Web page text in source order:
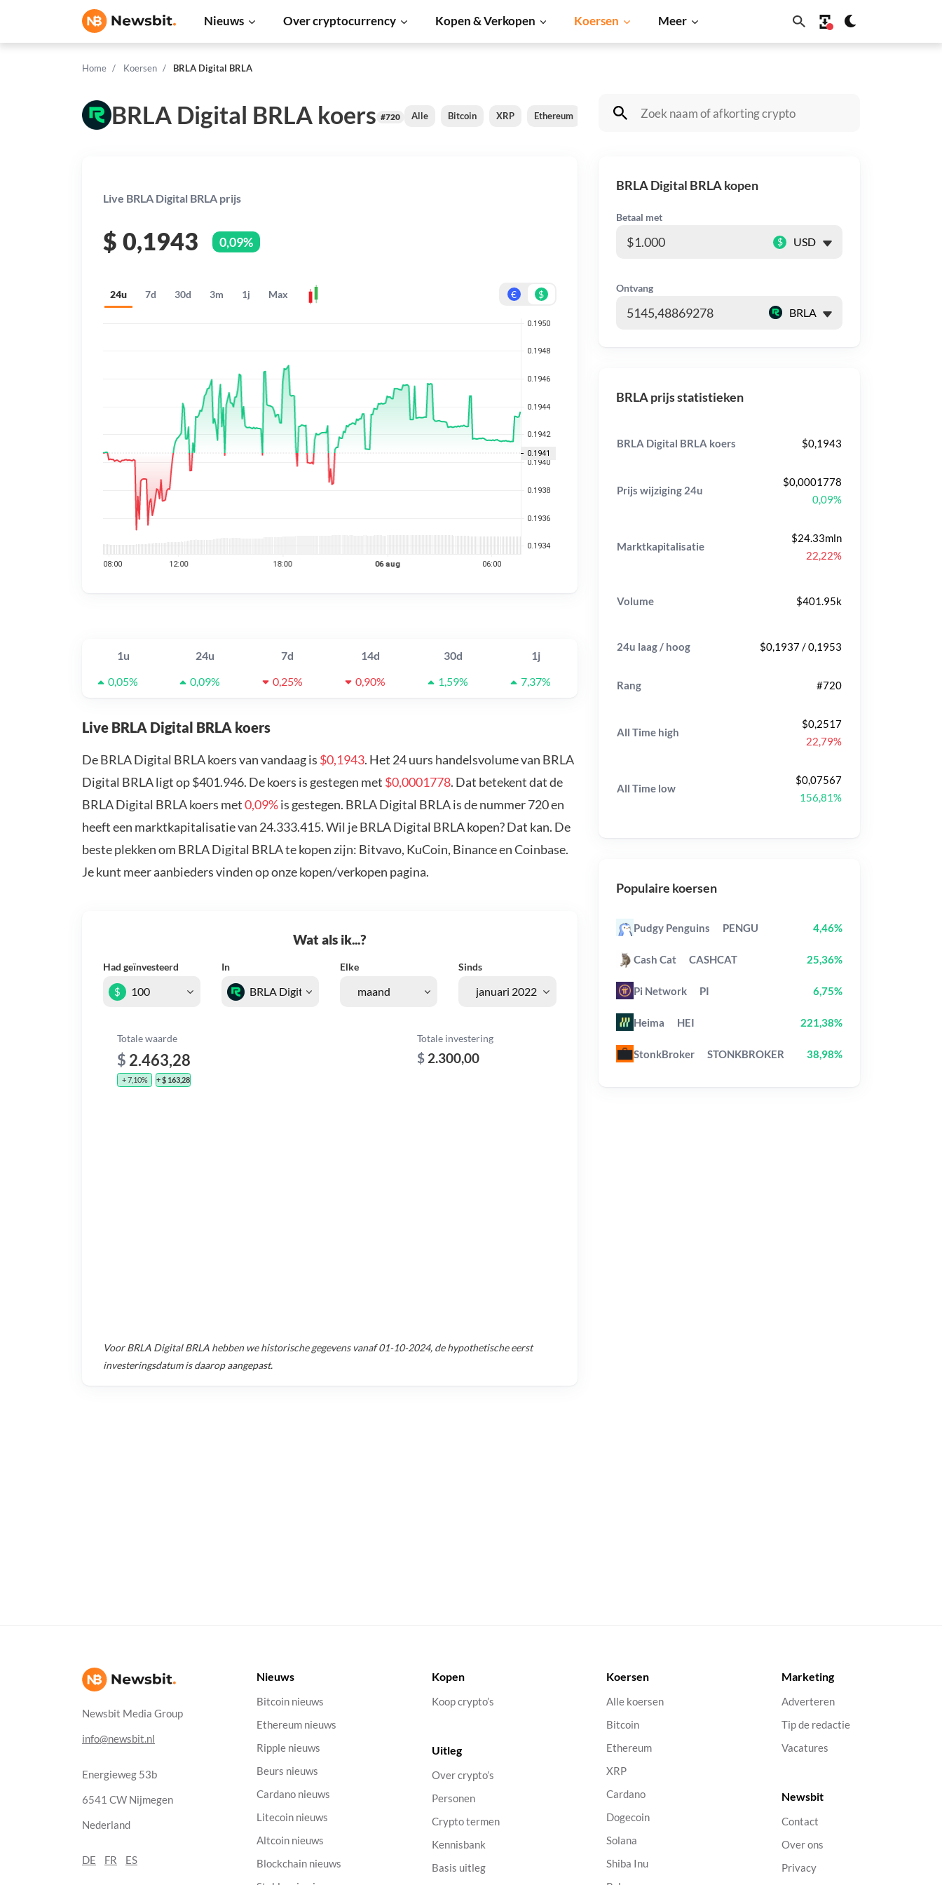
Nieuws Over cryptocurrency Kopen & Verkopen Koersen Meer
Home Koersen BRLA Digital BRLA
BRLA Digital BRLA koers #720 Alle Bitcoin XRP Ethereum Cardano Shiba Inu Dogecoin Solana
Live BRLA Digital BRLA prijs
$ 0,1943 0,09%
24u 7d 30d 3m 1j Max € $
1u 24u 7d 14d 30d
1j
0,05%
0,09% 0,25% 0,90% 1,59% 7,37%
Live BRLA Digital BRLA koers
De BRLA Digital BRLA koers van vandaag is $0,1943. Het 24 uurs handelsvolume van BRLA
Digital BRLA ligt op $401.946. De koers is gestegen met $0,0001778. Dat betekent dat de
BRLA Digital BRLA koers met0,09%is gestegen. BRLA Digital BRLA is de nummer 720 en
heeft een marktkapitalisatie van 24.333.415. Wil je BRLA Digital BRLA kopen? Dat kan. De
beste plekken om BRLA Digital BRLA te kopen zijn: Bitvavo, KuCoin, Binance en Coinbase.
Je kunt meer aanbieders vinden op onze kopen/verkopen pagina.
Wat als ik...?
Had geïnvesteerd In Elke Sinds
$
Totale waarde
$ 2.463,28
+ 7,10% + $ 163,28
Totale investering
$ 2.300,00
VoorBRLA Digital BRLA hebben we historische gegevens vanaf01-10-2024, de hypothetische eerst
investeringsdatum is daarop aangepast.
BRLA Digital BRLA kopen
Betaal met
$
Ontvang
BRLA prijs statistieken
BRLA Digital BRLA koers $0,1943
Prijs wijziging 24u
$0,0001778
0,09%
Marktkapitalisatie
$24.33mln
22,22%
Volume $401.95k
24u laag / hoog $0,1937 / 0,1953
Rang #720
All Time high
$0,2517
22,79%
All Time low
$0,07567
156,81%
Populaire koersen
Pudgy Penguins PENGU 4,46%
Cash Cat CASHCAT 25,36%
Pi Network PI 6,75%
Heima HEI 221,38%
StonkBroker STONKBROKER 38,98%
Newsbit Media Group
info@newsbit.nl
Energieweg 53b
6541 CW Nijmegen
Nederland
DE FR ES
Nieuws
Bitcoin nieuws
Ethereum nieuws
Ripple nieuws
Beurs nieuws
Cardano nieuws
Litecoin nieuws
Altcoin nieuws
Blockchain nieuws
Kopen
Koop crypto’s
Uitleg
Over crypto’s
Personen
Crypto termen
Kennisbank
Basis uitleg
Koersen
Alle koersen
Bitcoin
Ethereum
XRP
Cardano
Dogecoin
Solana
Shiba Inu
Marketing
Adverteren
Tip de redactie
Vacatures
Newsbit
Contact
Over ons
Privacy